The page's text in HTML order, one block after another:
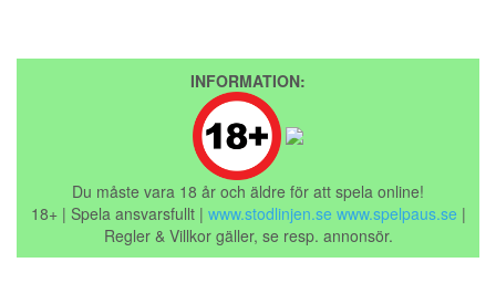
INFORMATION:
Du måste vara 18 år och äldre för att spela online!
18+ | Spela ansvarsfullt | www.stodlinjen.se www.spelpaus.se |
Regler & Villkor gäller, se resp. annonsör.